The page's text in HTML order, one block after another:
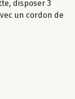
disposer 3
un cordon de